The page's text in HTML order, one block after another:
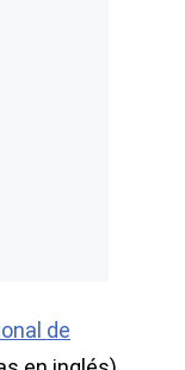
de